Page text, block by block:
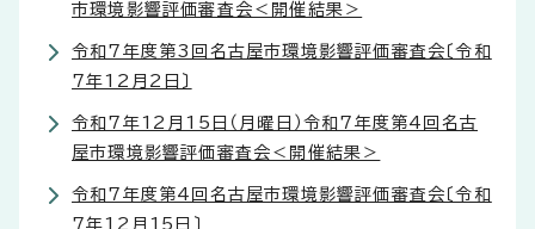
市環境影響評価審査会＜開催結果＞
令和7年度第3回名古屋市環境影響評価審査会〔令和
7年12月2日〕
令和7年12月15日（月曜日）令和7年度第4回名古
屋市環境影響評価審査会＜開催結果＞
令和7年度第4回名古屋市環境影響評価審査会〔令和
7年12月15日〕